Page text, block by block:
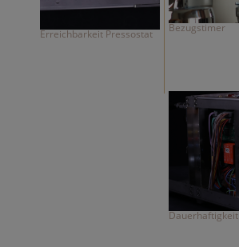
Erreichbarkeit Pressostat Bezugstimer
Dauerhaftigkeit